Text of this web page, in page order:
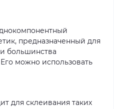
предназначенный для
большинства
можно использовать
для склеивания таких